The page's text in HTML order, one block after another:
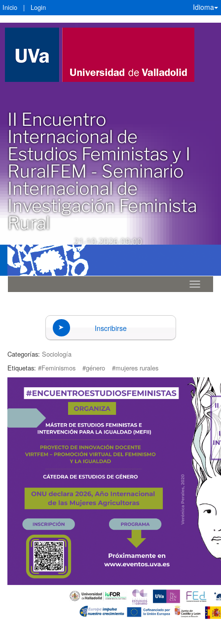
Inicio | Login Idioma
II Encuentro
Internacional de
Estudios Feministas y I
RuralFEM - Seminario
Internacional de
Investigación Feminista
Rural
21-10-2026 09:00
Idioma
Inscribirse
Categorías: Sociología
Etiquetas: #Feminismos #género #mujeres rurales